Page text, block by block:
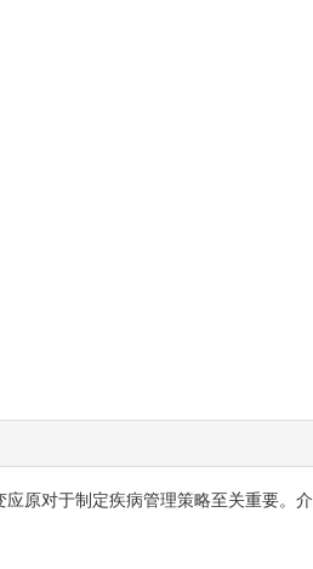
原对于制定疾病管理策略至关重要。介